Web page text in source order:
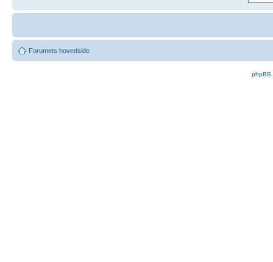
Forumets hovedside